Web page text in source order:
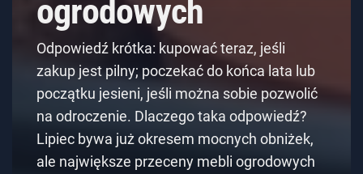
ogrodowych
Odpowiedź krótka: kupować teraz, jeśli
zakup jest pilny; poczekać do końca lata lub
początku jesieni, jeśli można sobie pozwolić
na odroczenie. Dlaczego taka odpowiedź?
Lipiec bywa już okresem mocnych obniżek,
ale największe przeceny mebli ogrodowych